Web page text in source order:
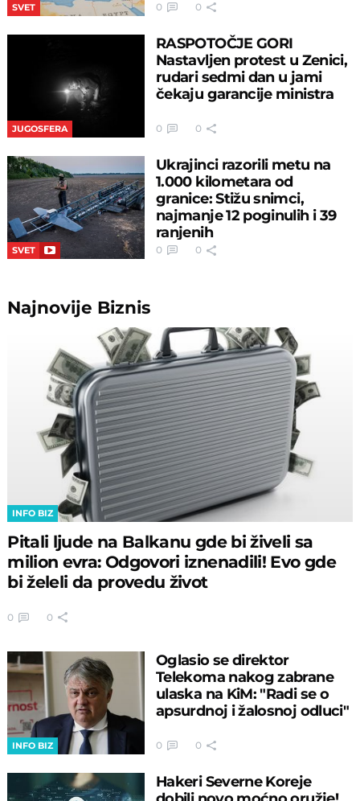
SVET 0 0
JUGOSFERA
RASPOTOČJE GORI
Nastavljen protest u Zenici,
rudari sedmi dan u jami
čekaju garancije ministra
0 0
SVET
Ukrajinci razorili metu na
1.000 kilometara od
granice: Stižu snimci,
najmanje 12 poginulih i 39
ranjenih
0 0
Najnovije Biznis
INFO BIZ
Pitali ljude na Balkanu gde bi živeli sa
milion evra: Odgovori iznenadili! Evo gde
bi želeli da provedu život
0 0
INFO BIZ
Oglasio se direktor
Telekoma nakog zabrane
ulaska na KiM: "Radi se o
apsurdnoj i žalosnoj odluci"
0 0
Hakeri Severne Koreje